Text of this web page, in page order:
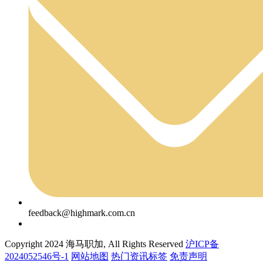
feedback@highmark.com.cn
Copyright 2024 海马职加, All Rights Reserved 沪ICP备
2024052546号-1 网站地图 热门资讯标签 免责声明